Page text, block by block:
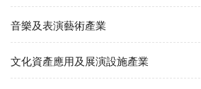
音樂及表演藝術產業
文化資產應用及展演設施產業